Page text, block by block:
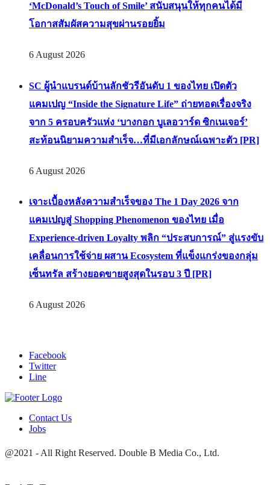
‘McDonald’s Touch of Smile’ สนับสนุนให้ทุกคนได้มี
โอกาสสัมผัสความสุขผ่านรอยยิ้ม
6 August 2026
SC ผู้นำแบรนด์บ้านลักชัวรีอันดับ 1 ของไทย เปิดตัว
แคมเปญ “Inside the Signature Life” ถ่ายทอดเรื่องจริง
จาก 5 ครอบครัวแห่ง ‘บางกอก บูเลอวาร์ด ซิกเนเจอร์’
สะท้อนนิยามความสำเร็จ…ที่มีเอกลักษณ์เฉพาะตัว [PR]
6 August 2026
เจาะเบื้องหลังความสำเร็จของ The 1 Day 2026 จาก
แคมเปญสู่ Shopping Phenomenon ของไทย เมื่อ
Experience-driven Loyalty พลิก “ประสบการณ์” สู่แรงขับ
เคลื่อนการใช้จ่าย ผสาน Ecosystem ที่แข็งแกร่งของกลุ่ม
เซ็นทรัล สร้างยอดขายสูงสุดในรอบ 3 ปี [PR]
6 August 2026
Facebook
Twitter
Line
Contact Us
Jobs
@2021 - All Right Reserved. Double B Media Co., Ltd.